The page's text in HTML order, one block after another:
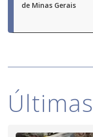
de Minas Gerais
Últimas